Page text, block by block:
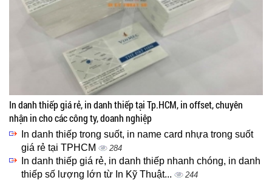
In danh thiếp giá rẻ, in danh thiếp tại Tp.HCM, in offset, chuyên
nhận in cho các công ty, doanh nghiệp
In danh thiếp trong suốt, in name card nhựa trong suốt
giá rẻ tại TPHCM
284
In danh thiếp giá rẻ, in danh thiếp nhanh chóng, in danh
thiếp số lượng lớn từ In Kỹ Thuật...
244